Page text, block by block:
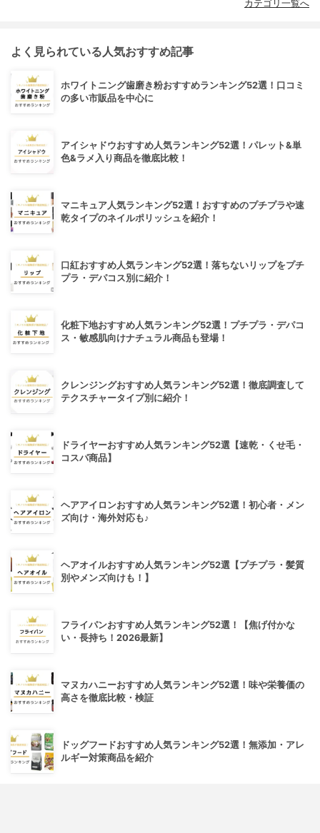
カテゴリ一覧へ
よく見られている人気おすすめ記事
ホワイトニング歯磨き粉おすすめランキング52選！口コミ
の多い市販品を中心に
アイシャドウおすすめ人気ランキング52選！パレット&単
色&ラメ入り商品を徹底比較！
マニキュア人気ランキング52選！おすすめのプチプラや速
乾タイプのネイルポリッシュを紹介！
口紅おすすめ人気ランキング52選！落ちないリップをプチ
プラ・デパコス別に紹介！
化粧下地おすすめ人気ランキング52選！プチプラ・デパコ
ス・敏感肌向けナチュラル商品も登場！
クレンジングおすすめ人気ランキング52選！徹底調査して
テクスチャータイプ別に紹介！
ドライヤーおすすめ人気ランキング52選【速乾・くせ毛・
コスパ商品】
ヘアアイロンおすすめ人気ランキング52選！初心者・メン
ズ向け・海外対応も♪
ヘアオイルおすすめ人気ランキング52選【プチプラ・髪質
別やメンズ向けも！】
フライパンおすすめ人気ランキング52選！【焦げ付かな
い・長持ち！2026最新】
マヌカハニーおすすめ人気ランキング52選！味や栄養価の
高さを徹底比較・検証
ドッグフードおすすめ人気ランキング52選！無添加・アレ
ルギー対策商品を紹介